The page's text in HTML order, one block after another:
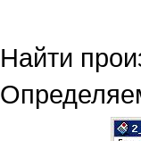
Найти